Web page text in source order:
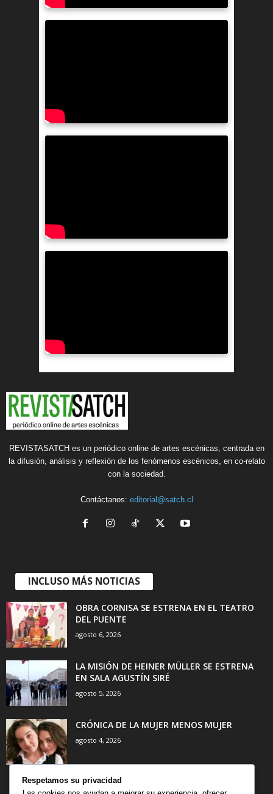
REVISTASATCH es un periódico online de artes escénicas, centrada en
la difusión, análisis y reflexión de los fenómenos escénicos, en co-relato
con la sociedad.
Contáctanos: editorial@satch.cl
INCLUSO MÁS NOTICIAS
OBRA CORNISA SE ESTRENA EN EL TEATRO
DEL PUENTE
agosto 6, 2026
LA MISIÓN DE HEINER MÜLLER SE ESTRENA
EN SALA AGUSTÍN SIRÉ
agosto 5, 2026
CRÓNICA DE LA MUJER MENOS MUJER
agosto 4, 2026
Respetamos su privacidad